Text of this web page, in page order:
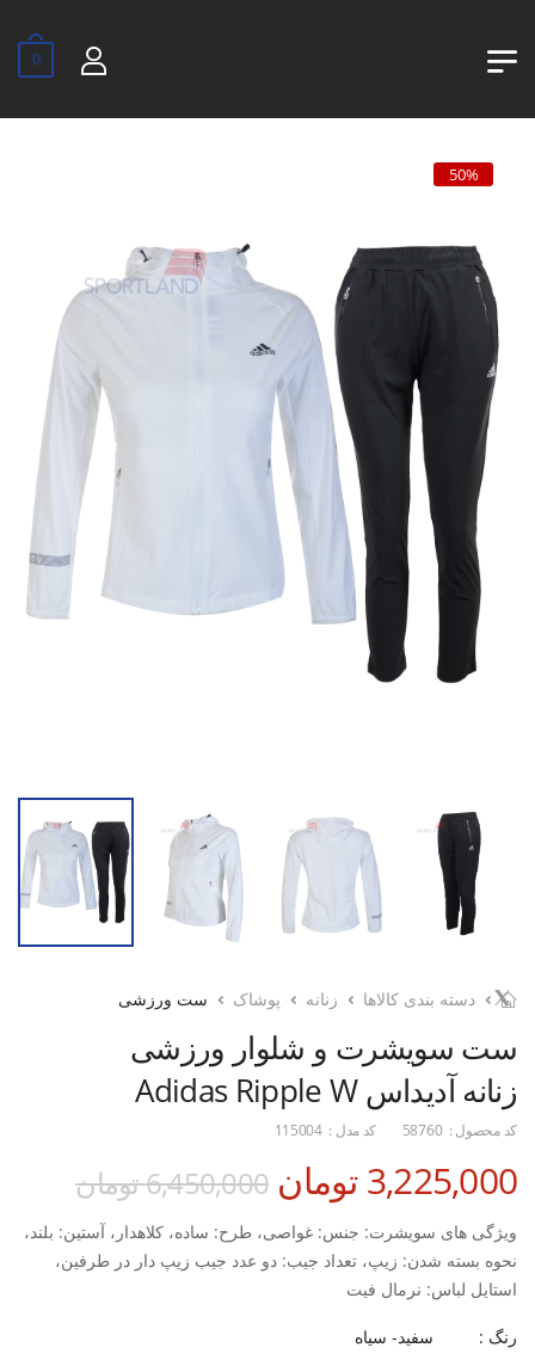
0
50%
دسته بندی کالاها زنانه پوشاک ست ورزشی
ست سویشرت و شلوار ورزشی
زنانه آدیداس Adidas Ripple W
کد محصول : 58760 کد مدل : 115004
3,225,000 تومان 6,450,000 تومان
ویژگی های سویشرت: جنس: غواصی، طرح: ساده، کلاهدار، آستین: بلند،
نحوه بسته شدن: زیپ، تعداد جیب: دو عدد جیب زیپ دار در طرفین،
استایل لباس: نرمال فیت
نوع فاق: متوسط، تعداد جیب: دو عدد جیب زیپ دار در طرفین، طرح:
رنگ : سفید- سیاه